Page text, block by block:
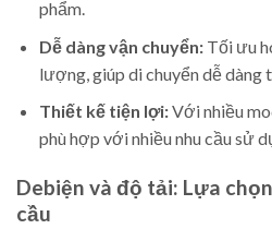
phẩm.
Dễ dàng vận chuyển:Tối ưu
lượng, giúp di chuyển dễ dàng
Thiết kế tiện lợi:Với nhiều
phù hợp với nhiều nhu cầu sử
Debiện và độ tải: Lựa
cầu